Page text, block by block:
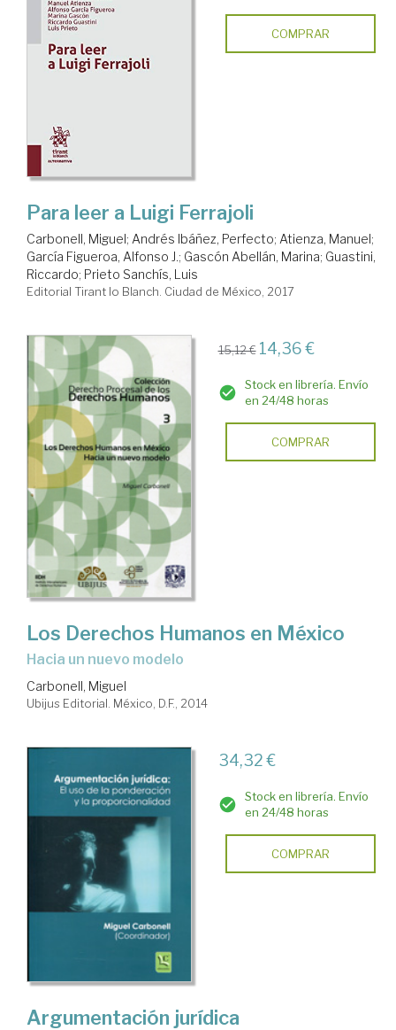
COMPRAR
Para leer a Luigi Ferrajoli
Carbonell, Miguel; Andrés Ibáñez, Perfecto; Atienza, Manuel;
García Figueroa, Alfonso J.; Gascón Abellán, Marina; Guastini,
Riccardo; Prieto Sanchís, Luis
Editorial Tirant lo Blanch. Ciudad de México, 2017
15,12 € 14,36 €
Stock en librería. Envío
en 24/48 horas
COMPRAR
Los Derechos Humanos en México
hacia un nuevo modelo
Carbonell, Miguel
Ubijus Editorial. México, D.F., 2014
34,32 €
Stock en librería. Envío
en 24/48 horas
COMPRAR
Argumentación jurídica